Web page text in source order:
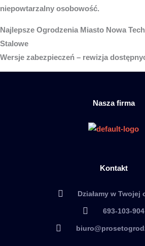
niepowtarzalny osobowość.
Najlepsze Ogrodzenia Miasto Nowa
Stalowe
Wersje zabezpieczeń – rewizja
Nasza firma
Kontakt
Działamy w Twojej
693-103-904